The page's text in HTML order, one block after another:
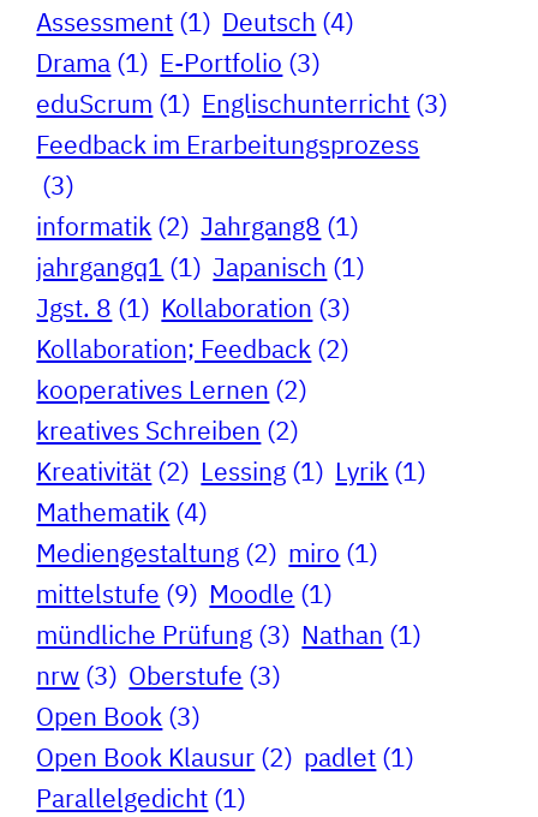
Assessment (1) Deutsch (4)
Drama (1) E-Portfolio (3)
eduScrum (1) Englischunterricht (3)
Feedback im Erarbeitungsprozess
(3)
informatik (2) Jahrgang8 (1)
jahrgangq1 (1) Japanisch (1)
Jgst. 8 (1) Kollaboration (3)
Kollaboration; Feedback (2)
kooperatives Lernen (2)
kreatives Schreiben (2)
Kreativität (2) Lessing (1) Lyrik (1)
Mathematik (4)
Mediengestaltung (2) miro (1)
mittelstufe (9) Moodle (1)
mündliche Prüfung (3) Nathan (1)
nrw (3) Oberstufe (3)
Open Book (3)
Open Book Klausur (2) padlet (1)
Parallelgedicht (1)